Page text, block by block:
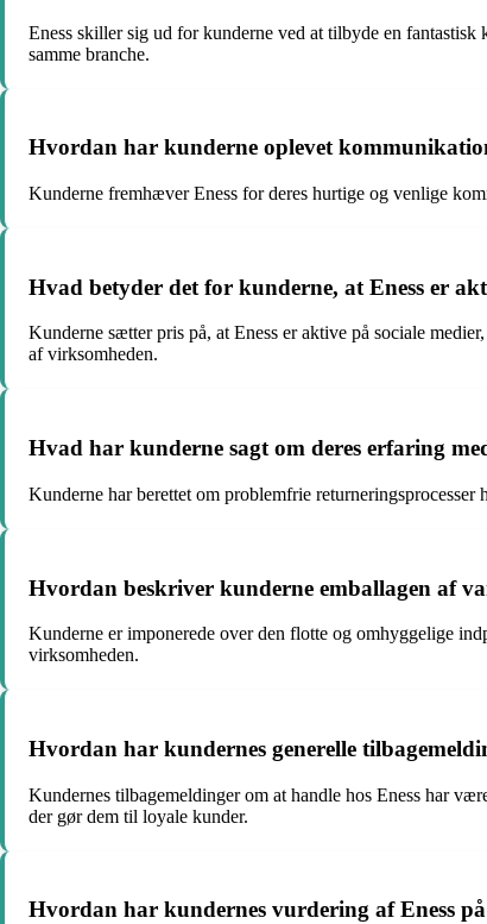
Eness skiller sig ud for kunderne ved at tilbyde en
samme branche.
Hvordan har kunderne oplevet
Kunderne fremhæver Eness for deres hurtige og venlige
Hvad betyder det for kunderne, at Eness er
Kunderne sætter pris på, at Eness er aktive på sociale
af virksomheden.
Hvad har kunderne sagt om deres erfaring
Kunderne har berettet om problemfrie
Hvordan beskriver kunderne emballagen af
Kunderne er imponerede over den flotte og omhyggelige
virksomheden.
Hvordan har kundernes generelle
Kundernes tilbagemeldinger om at handle hos Eness har
der gør dem til loyale kunder.
Hvordan har kundernes vurdering af Eness